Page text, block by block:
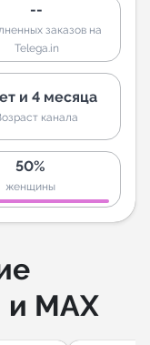
--
заказов на
Telega.in
и 4 месяца
канала
50%
женщины
MAX